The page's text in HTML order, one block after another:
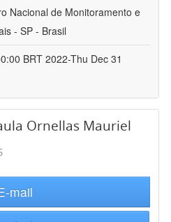
Nacional de Monitoramento e
- SP - Brasil
BRT 2022-Thu Dec 31
Ornellas Mauriel
mail